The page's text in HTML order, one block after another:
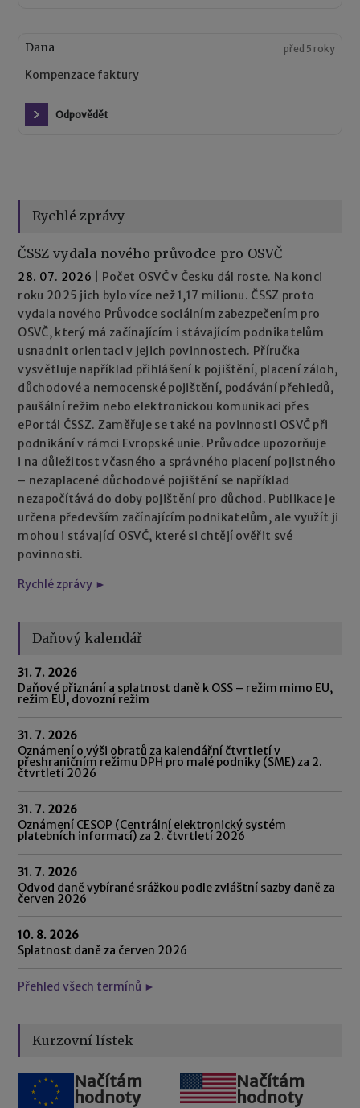
Dana před 5 roky
Kompenzace faktury
Odpovědět
Rychlé zprávy
ČSSZ vydala nového průvodce pro OSVČ
28. 07. 2026
Počet OSVČ v Česku dál roste. Na konci
roku 2025 jich bylo více než 1,17 milionu. ČSSZ proto
vydala nového Průvodce sociálním zabezpečením pro
OSVČ, který má začínajícím i stávajícím podnikatelům
usnadnit orientaci v jejich povinnostech. Příručka
vysvětluje například přihlášení k pojištění, placení záloh,
důchodové a nemocenské pojištění, podávání přehledů,
paušální režim nebo elektronickou komunikaci přes
ePortál ČSSZ. Zaměřuje se také na povinnosti OSVČ při
podnikání v rámci Evropské unie. Průvodce upozorňuje
i na důležitost včasného a správného placení pojistného
– nezaplacené důchodové pojištění se například
nezapočítává do doby pojištění pro důchod. Publikace je
určena především začínajícím podnikatelům, ale využít ji
mohou i stávající OSVČ, které si chtějí ověřit své
povinnosti.
Rychlé zprávy ►
Daňový kalendář
31. 7. 2026
Daňové přiznání a splatnost daně k OSS – režim mimo EU,
režim EU, dovozní režim
31. 7. 2026
Oznámení o výši obratů za kalendářní čtvrtletí v
přeshraničním režimu DPH pro malé podniky (SME) za 2.
čtvrtletí 2026
31. 7. 2026
Oznámení CESOP (Centrální elektronický systém
platebních informací) za 2. čtvrtletí 2026
31. 7. 2026
Odvod daně vybírané srážkou podle zvláštní sazby daně za
červen 2026
10. 8. 2026
Splatnost daně za červen 2026
Přehled všech termínů ►
Kurzovní lístek
Načítám
hodnoty
Načítám
hodnoty